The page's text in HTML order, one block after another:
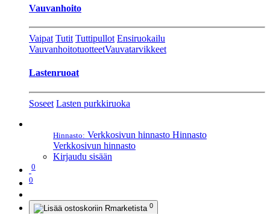
Vauvanhoito
Vaipat Tutit Tuttipullot Ensiruokailu
VauvanhoitotuotteetVauvatarvikkeet
Lastenruoat
Soseet Lasten purkkiruoka
Hinnasto: Verkkosivun hinnasto Hinnasto
Verkkosivun hinnasto
Kirjaudu sisään
0
0
0